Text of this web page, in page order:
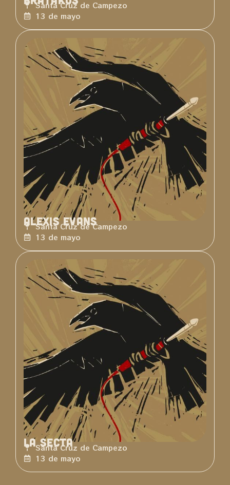
Santa Cruz de Campezo
13 de mayo
Alexis Evans
Santa Cruz de Campezo
13 de mayo
La Secta
Santa Cruz de Campezo
13 de mayo